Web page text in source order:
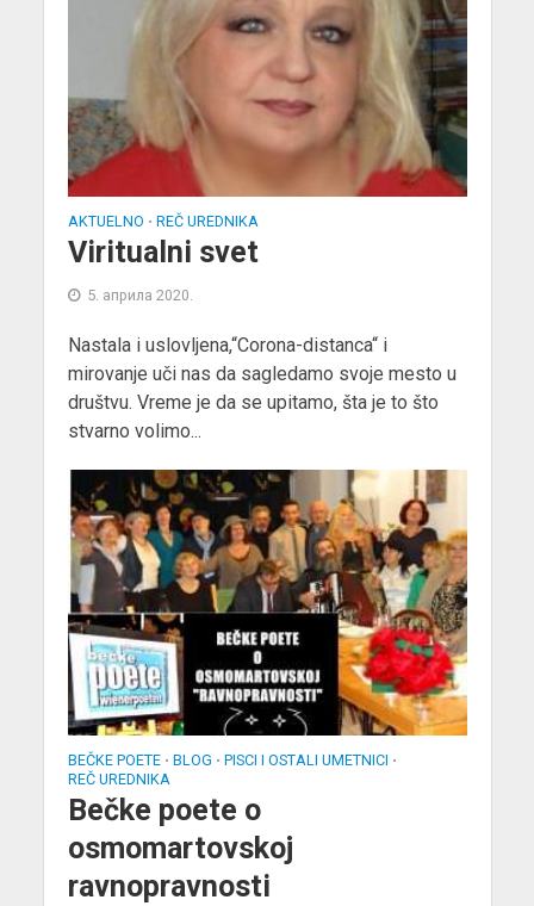
AKTUELNO • REČ UREDNIKA
Viritualni svet
5. априла 2020.
Nastala i uslovljena,“Corona-distanca“ i
mirovanje uči nas da sagledamo svoje mesto u
društvu. Vreme je da se upitamo, šta je to što
stvarno volimo...
BEČKE POETE • BLOG • PISCI I OSTALI UMETNICI •
REČ UREDNIKA
Bečke poete o
osmomartovskoj
ravnopravnosti